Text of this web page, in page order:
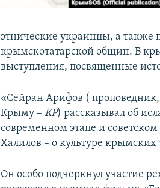
этнические украинцы, а также
крымскотатарской общин. В
выступления, посвященные
«Сейран Арифов (
Крыму –КР) рассказывал об
современном этапе и
Халилов – о культуре крымских
Он особо подчеркнул участие